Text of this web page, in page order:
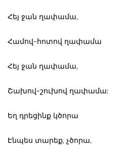
Հեյ ջան ղափամա,
Համով-հոտով ղափամա
Հեյ ջան ղափամա,
Շախով-շուխով ղափամա:
Եղ դրեցինք կծորա
Էնպես տարեք, չծորա,